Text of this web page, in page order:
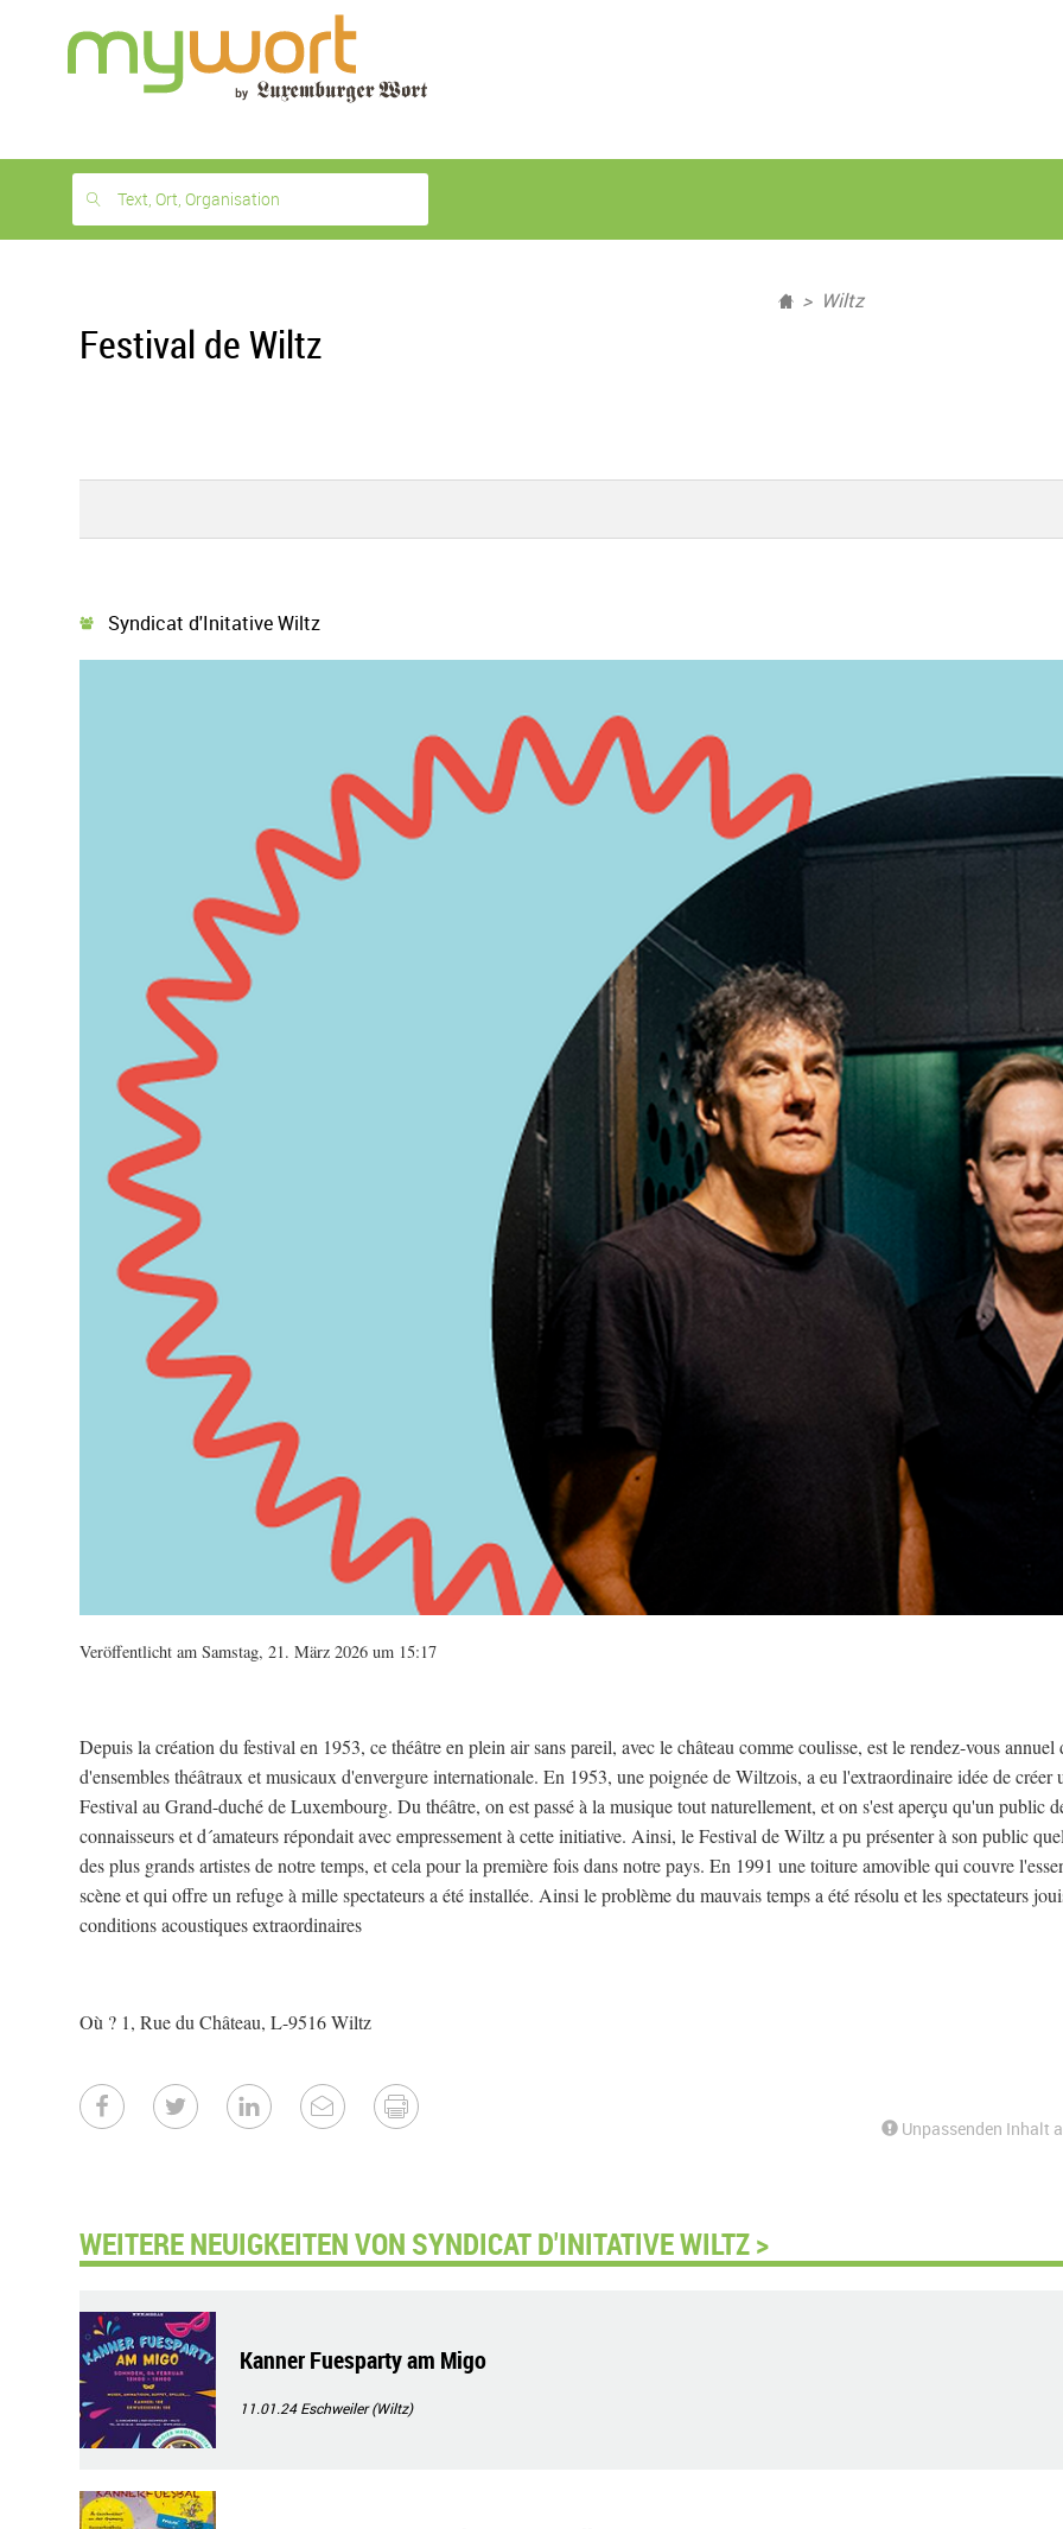
month
free
Text, Ort, Organisation
Wiltz
Festival de Wiltz
Syndicat d'Initative Wiltz
Veröffentlicht am Samstag, 21. März 2026 um 15:17
Depuis la création du festival en 1953, ce théâtre en plein air sans pareil, avec le château comme coulisse, est le rendez-vous annuel
d'ensembles théâtraux et musicaux d'envergure internationale. En 1953, une poignée de Wiltzois, a eu l'extraordinaire idée de créer
Festival au Grand-duché de Luxembourg. Du théâtre, on est passé à la musique tout naturellement, et on s'est aperçu qu'un public
connaisseurs et d´amateurs répondait avec empressement à cette initiative. Ainsi, le Festival de Wiltz a pu présenter à son public
des plus grands artistes de notre temps, et cela pour la première fois dans notre pays. En 1991 une toiture amovible qui couvre
scène et qui offre un refuge à mille spectateurs a été installée. Ainsi le problème du mauvais temps a été résolu et les spectateurs
conditions acoustiques extraordinaires
Où ? 1, Rue du Château, L-9516 Wiltz
Unpassenden Inhalt
WEITERE NEUIGKEITEN VON SYNDICAT D'INITATIVE WILTZ >
Kanner Fuesparty am Migo
11.01.24Eschweiler (Wiltz)